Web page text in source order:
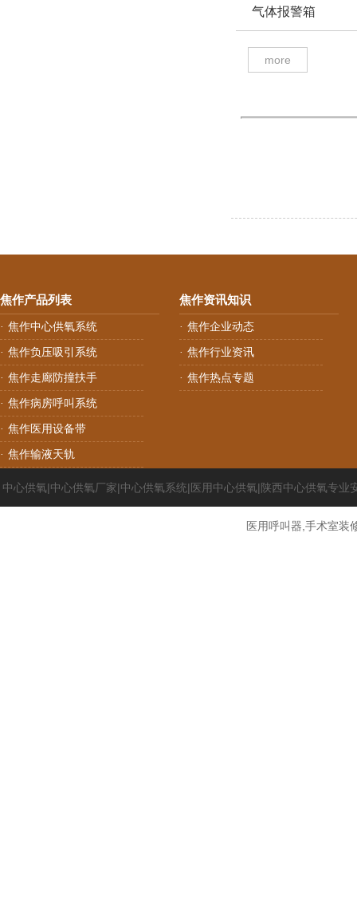
气体报警箱
more
焦作产品列表
· 焦作中心供氧系统
· 焦作负压吸引系统
· 焦作走廊防撞扶手
· 焦作病房呼叫系统
· 焦作医用设备带
· 焦作输液天轨
焦作资讯知识
· 焦作企业动态
· 焦作行业资讯
· 焦作热点专题
中心供氧|中心供氧厂家|中心供氧系统|医用中心供氧|陕西中心供氧专业
医用呼叫器,手术室装